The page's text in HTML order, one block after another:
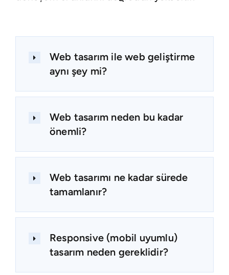
Web tasarım ile web geliştirme
aynı şey mi?
Web tasarım neden bu kadar
önemli?
Web tasarımı ne kadar sürede
tamamlanır?
Responsive (mobil uyumlu)
tasarım neden gereklidir?